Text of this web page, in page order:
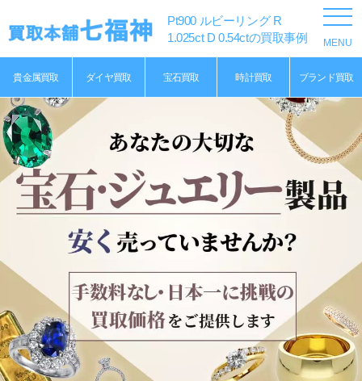
Pt900 ルビーリング R
1.025ct D 0.54ctの買取事例
貴金属買取 ダイヤ買取 宝石買取 時計買取 ブランド買取